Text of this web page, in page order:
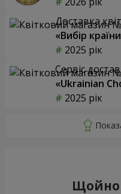
Доставка
«Вибір
2025 рік
Сервіс
«Ukrainian
2025 рік
Щойно